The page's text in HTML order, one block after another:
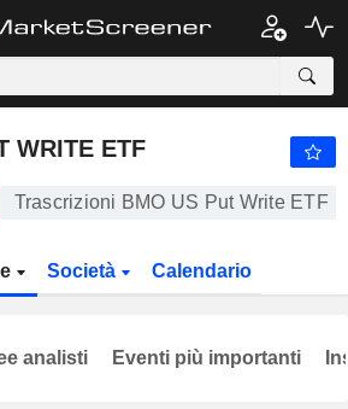
ETF 15,25 $ -
WRITE ETF
Trascrizioni BMO US Put Write ETF
Società Calendario
analisti Eventi più importanti